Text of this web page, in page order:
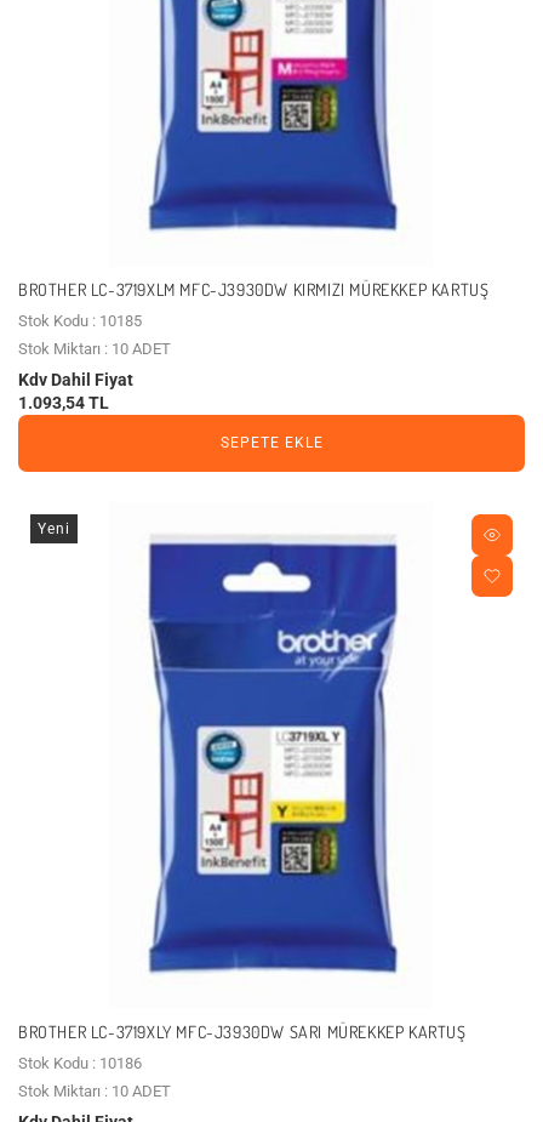
BROTHER LC-3719XLM MFC-J3930DW KIRMIZI MÜREKKEP KARTUŞ
Stok Kodu : 10185
Stok Miktarı : 10 ADET
Kdv Dahil Fiyat
1.093,54 TL
SEPETE EKLE
Yeni
BROTHER LC-3719XLY MFC-J3930DW SARI MÜREKKEP KARTUŞ
Stok Kodu : 10186
Stok Miktarı : 10 ADET